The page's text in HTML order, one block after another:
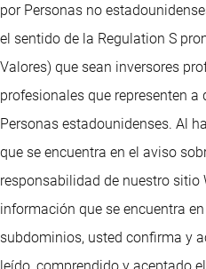
por Personas no
el sentido de la Regulation S
Valores) que sean inversores
profesionales que representen
Personas estadounidenses. Al
que se encuentra en el aviso
responsabilidad de nuestro sitio
información que se encuentra
subdominios, usted confirma y
leído, comprendido y aceptado